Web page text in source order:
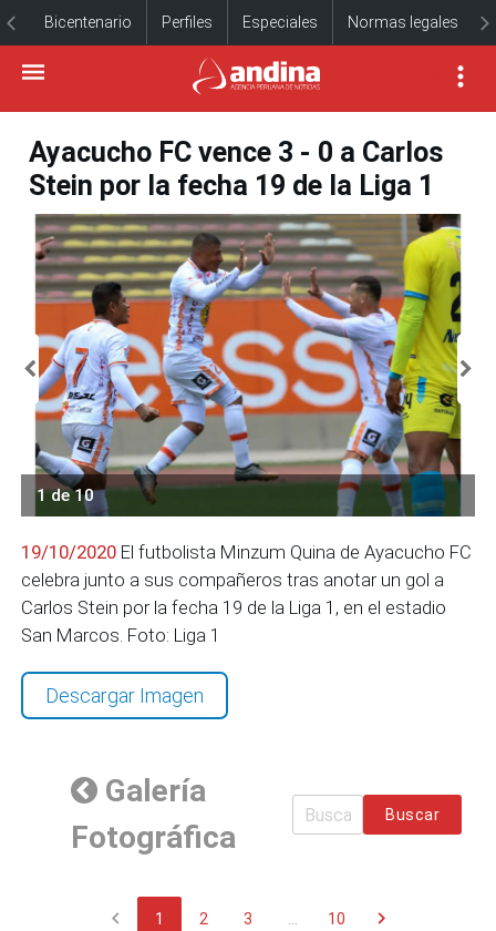
Bicentenario Perfiles Especiales Normas legales
Ayacucho FC vence 3 - 0 a Carlos
Stein por la fecha 19 de la Liga 1
1 de 10
19/10/2020 El futbolista Minzum Quina de Ayacucho FC
celebra junto a sus compañeros tras anotar un gol a
Carlos Stein por la fecha 19 de la Liga 1, en el estadio
San Marcos. Foto: Liga 1
Descargar Imagen
Galería
Fotográfica
Buscar
chevron_left 1 2 3 ... 10 chevron_right